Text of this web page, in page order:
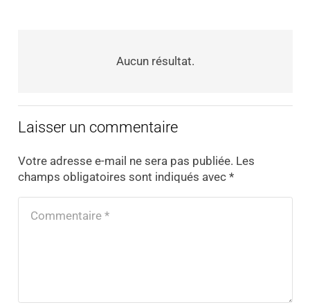
Aucun résultat.
Laisser un commentaire
Votre adresse e-mail ne sera pas publiée. Les
champs obligatoires sont indiqués avec *